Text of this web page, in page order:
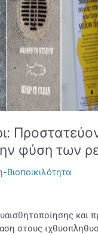
φύση των
Βιοποικιλότητα
και
στους